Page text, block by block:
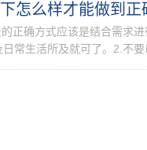
怎么样才能做到正
正确方式应该是结合需求
常生活所及就可了。2.不